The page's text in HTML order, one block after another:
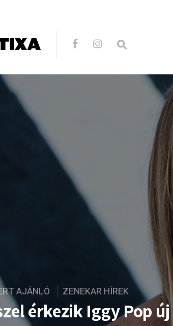
AJÁNLÓ ZENEKAR HÍREK
érkezik Iggy Pop